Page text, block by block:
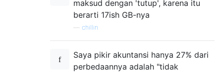
maksud dengan 'tutup', karena itu
berarti 17ish GB-nya
chillin
Saya pikir akuntansi hanya 27% dari
perbedaannya adalah "tidak